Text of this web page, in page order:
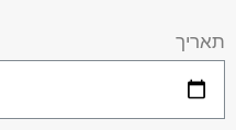
תאריך